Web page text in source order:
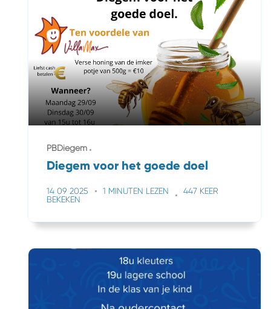
PBDiegem
Diegem voor het goede doel
14 09 2025 1 MINUTEN LEZEN
447 KEER
BEKEKEN